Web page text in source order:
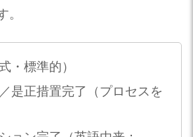
。
・標準的）
是正措置完了（プロセスを